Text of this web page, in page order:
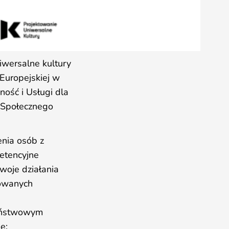
kultury
w
i Usługi dla
osób z
działania